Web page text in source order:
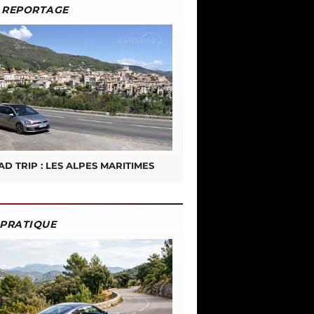
TRIP : LES ALPES MARITIMES